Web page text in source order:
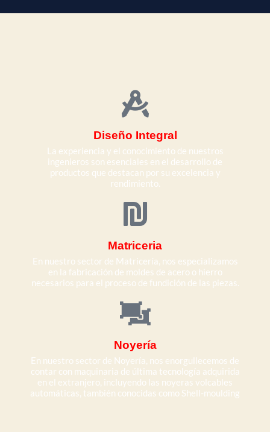
Diseño Integral
La experiencia y el conocimiento de nuestros
ingenieros son esenciales en el desarrollo de
productos que destacan por su excelencia y
rendimiento.
Matriceria
En nuestro sector de Matricería, nos especializamos
en la fabricación de moldes de acero o hierro
necesarios para el proceso de fundición de las piezas.
Noyería
En nuestro sector de Noyería, nos enorgullecemos de
contar con maquinaria de última tecnología adquirida
en el extranjero, incluyendo las noyeras volcables
automáticas, también conocidas como Shell-moulding